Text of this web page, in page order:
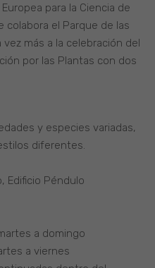
para la Ciencia de
colabora el Parque de las
más a la celebración del
por las Plantas con dos
y especies variadas,
diferentes.
Edificio Péndulo
a domingo
a viernes